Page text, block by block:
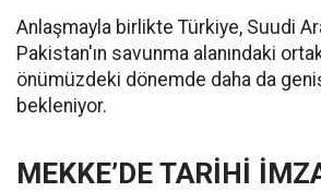
Anlaşmayla birlikte Türkiye, Suudi
Pakistan'ın savunma alanındaki
önümüzdeki dönemde daha da
bekleniyor.
MEKKE’DE TARİHİ